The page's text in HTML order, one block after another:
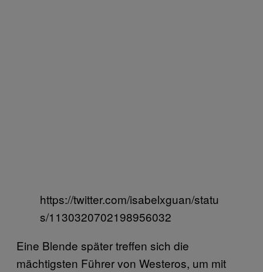
https://twitter.com/isabelxguan/statu
s/1130320702198956032
Eine Blende später treffen sich die
mächtigsten Führer von Westeros, um mit